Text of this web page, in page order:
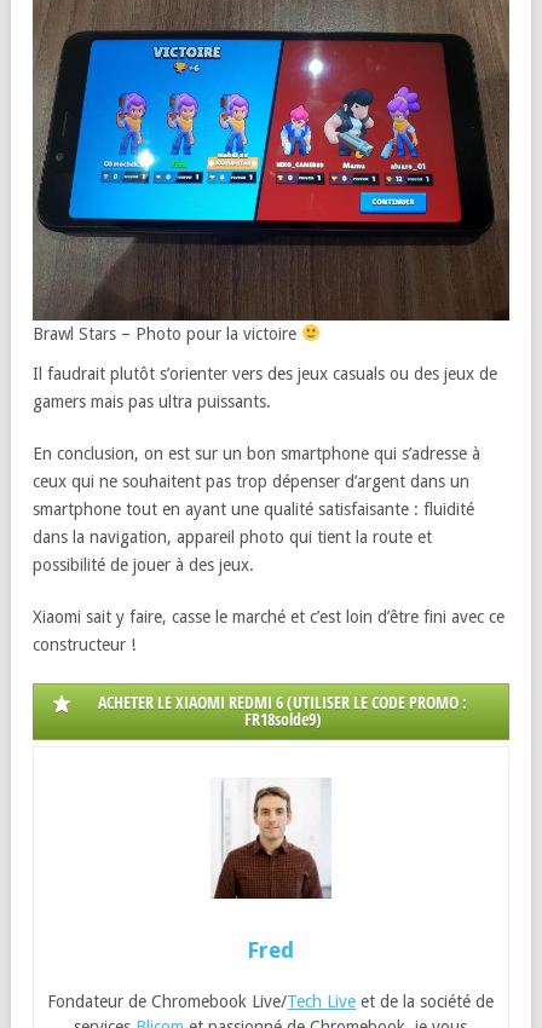
Brawl Stars – Photo pour la victoire
Il faudrait plutôt s’orienter vers des jeux casuals ou des jeux de
gamers mais pas ultra puissants.
En conclusion, on est sur un bon smartphone qui s’adresse à
ceux qui ne souhaitent pas trop dépenser d’argent dans un
smartphone tout en ayant une qualité satisfaisante : fluidité
dans la navigation, appareil photo qui tient la route et
possibilité de jouer à des jeux.
Xiaomi sait y faire, casse le marché et c’est loin d’être fini avec ce
constructeur !
ACHETER LE XIAOMI REDMI 6 (UTILISER LE CODE PROMO :
FR18solde9)
Fred
Fondateur de Chromebook Live/Tech Live et de la société de